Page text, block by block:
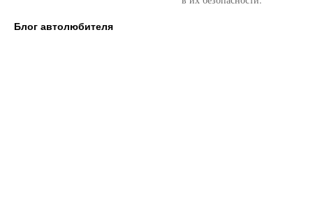
Блог автолюбителя